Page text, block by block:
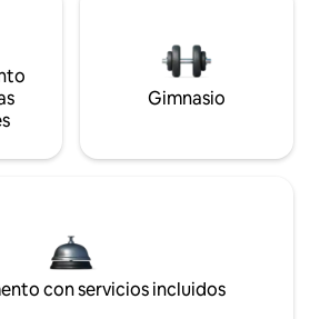
Gimnasio
con servicios incluidos